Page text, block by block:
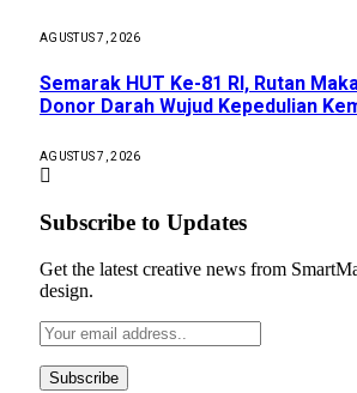
AGUSTUS 7, 2026
Semarak HUT Ke-81 RI, Rutan
Donor Darah Wujud Kepedulian
AGUSTUS 7, 2026
Subscribe to Updates
Get the latest creative news from
design.